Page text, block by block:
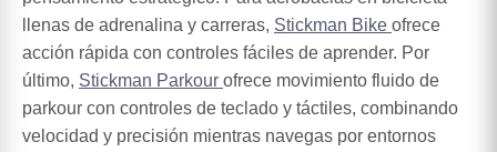
llenas de adrenalina y carreras, Stickman Bike ofrece
acción rápida con controles fáciles de aprender. Por
último, Stickman Parkour ofrece movimiento fluido de
parkour con controles de teclado y táctiles, combinando
velocidad y precisión mientras navegas por entornos